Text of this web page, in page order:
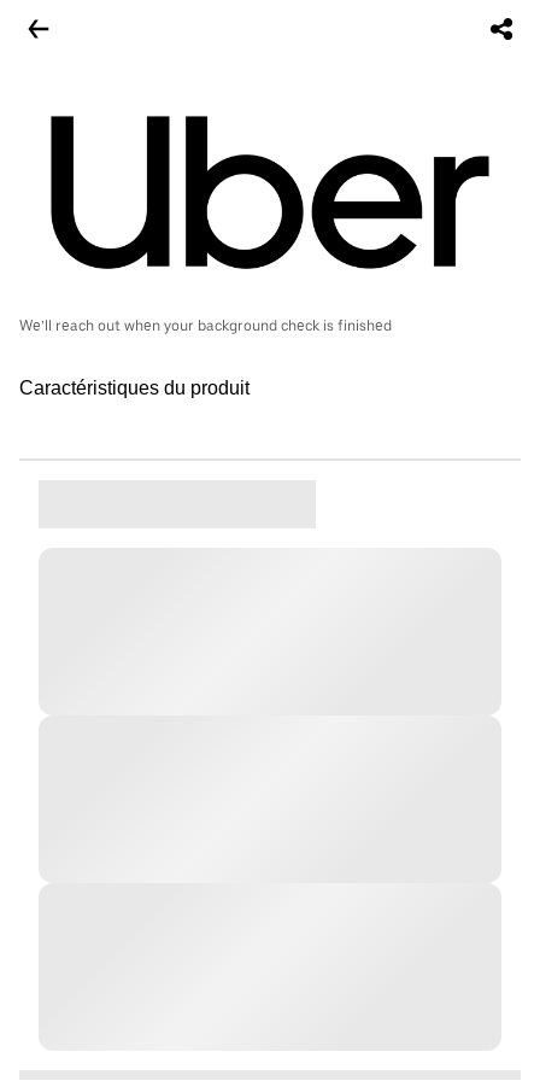
We’ll reach out when your background check is finished
Caractéristiques du produit